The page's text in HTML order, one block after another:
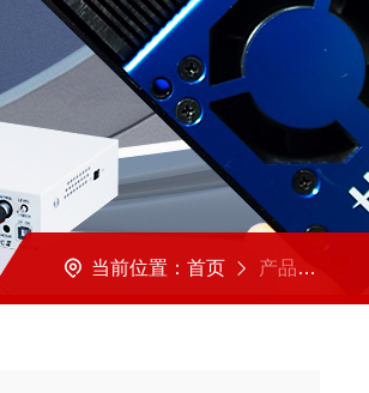
当前位置：首页 产品展示